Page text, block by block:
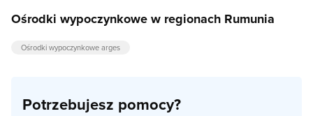
Ośrodki wypoczynkowe w regionach Rumunia
Ośrodki wypoczynkowe arges
Potrzebujesz pomocy?